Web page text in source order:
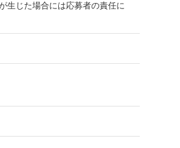
生じた場合には応募者の責任に